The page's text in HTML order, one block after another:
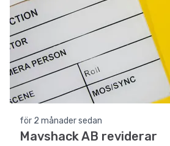
för 2 månader sedan
Mavshack AB reviderar